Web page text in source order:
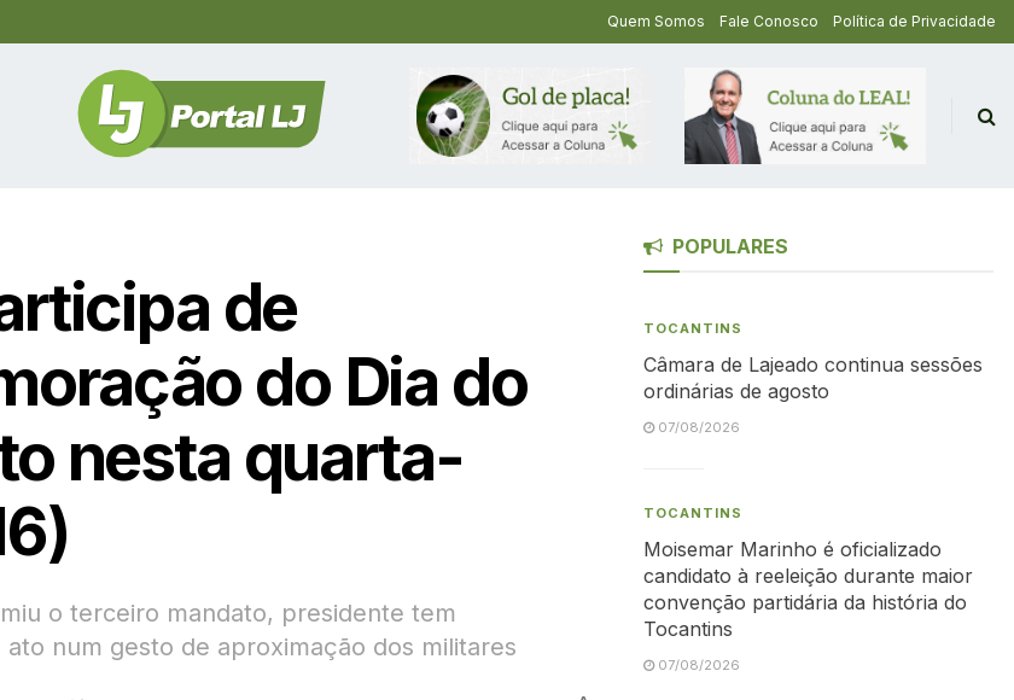
Quem Somos Fale Conosco Política de Privacidade
de
do Dia do
nesta quarta-
o terceiro mandato, presidente tem
num gesto de aproximação dos militares
POPULARES
TOCANTINS
Câmara de Lajeado continua sessões
ordinárias de agosto
07/08/2026
TOCANTINS
Moisemar Marinho é oficializado
candidato à reeleição durante maior
convenção partidária da história do
Tocantins
07/08/2026